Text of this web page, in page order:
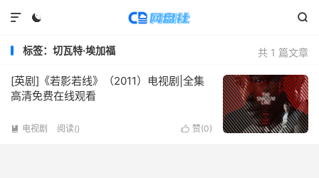
 

共 1 篇文章
标签：切瓦特·埃加福
[英剧]《若影若线》（2011）电视剧|全集
高清免费在线观看
 赞(0)
 电视剧 阅读()